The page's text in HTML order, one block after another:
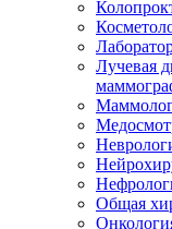
Лучевая
Общая